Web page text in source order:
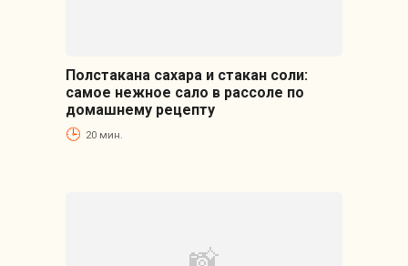
Полстакана сахара и стакан соли:
самое нежное сало в рассоле по
домашнему рецепту
20 мин.